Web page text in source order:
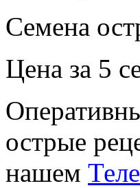
Семена
Цена за 5
острые
нашем